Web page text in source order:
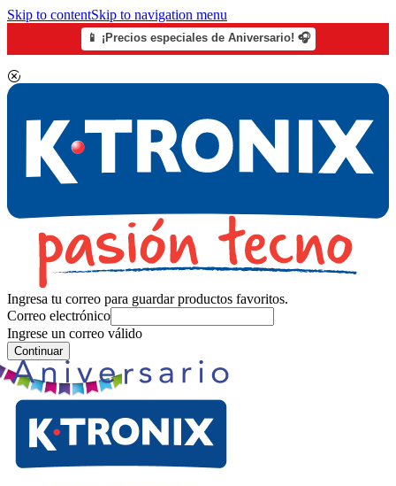
Skip to contentSkip to navigation menu
📱 ¡Precios especiales de Aniversario! 🎧
Ingresa tu correo para guardar productos favoritos.
Correo electrónico
Ingrese un correo válido
Continuar